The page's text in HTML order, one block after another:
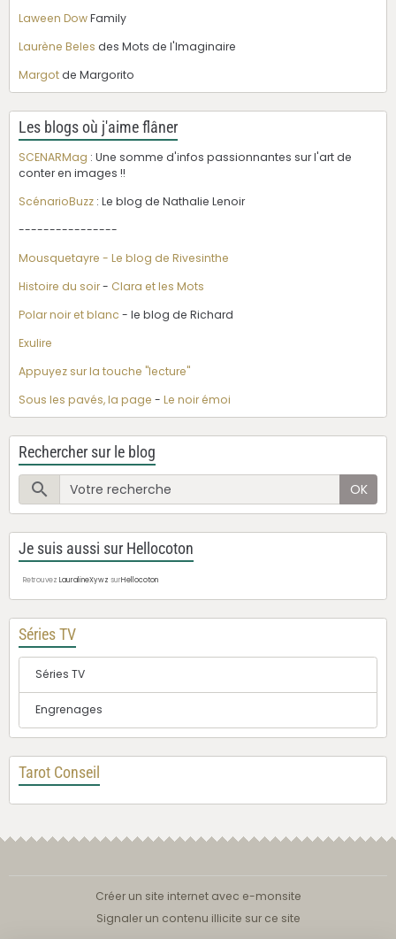
Laween DowFamily
Laurène Beles des Mots de l'Imaginaire
Margotde Margorito
Les blogs où j'aime flâner
SCENARMag : Une somme d'infos passionnantes sur l'art de
conter en images !!
ScénarioBuzz : Le blog de Nathalie Lenoir
----------------
Mousquetayre - Le blog de Rivesinthe
Histoire du soir- Clara et les Mots
Polar noir et blanc - le blog de Richard
Exulire
Appuyez sur la touche "lecture"
Sous les pavés, la page - Le noir émoi
Rechercher sur le blog
OK
Je suis aussi sur Hellocoton
Retrouvez LauralineXywz surHellocoton
Séries TV
Séries TV
Engrenages
Tarot Conseil
Créer un site internet avec e-monsite
Signaler un contenu illicite sur ce site